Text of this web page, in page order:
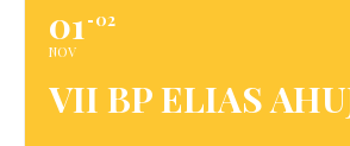
01
NOV
02
VII BP ELIAS